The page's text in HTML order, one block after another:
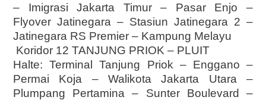
– Imigrasi Jakarta Timur – Pasar Enjo –
Flyover Jatinegara – Stasiun Jatinegara 2 –
Jatinegara RS Premier – Kampung Melayu
Koridor 12 TANJUNG PRIOK – PLUIT
Halte: Terminal Tanjung Priok – Enggano –
Permai Koja – Walikota Jakarta Utara –
Plumpang Pertamina – Sunter Boulevard –